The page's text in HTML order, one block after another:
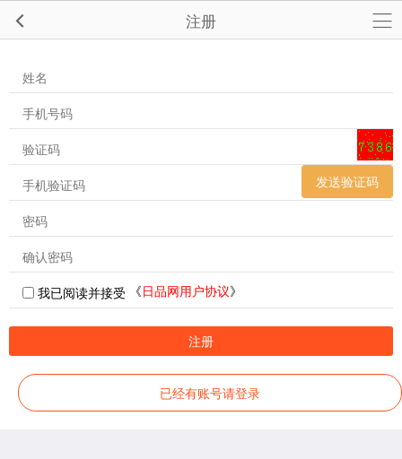
注册
发送验证码
我已阅读并接受 《日品网用户协议》
注册
已经有账号请登录